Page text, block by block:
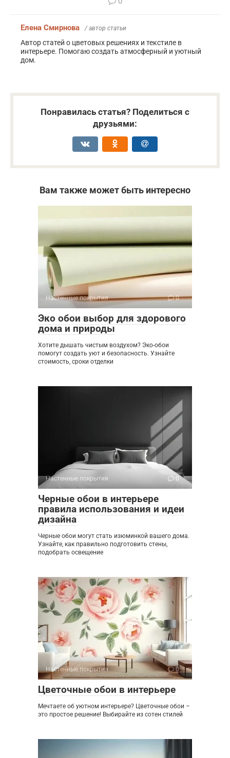
Елена Смирнова / автор статьи
Автор статей о цветовых решениях и текстиле в
интерьере. Помогаю создать атмосферный и уютный
дом.
Понравилась статья? Поделиться с
друзьями:
Вам также может быть интересно
Настенные покрытия 0
Эко обои выбор для здорового
дома и природы
Хотите дышать чистым воздухом? Эко-обои
помогут создать уют и безопасность. Узнайте
стоимость, сроки отделки
Настенные покрытия 0
Черные обои в интерьере
правила использования и идеи
дизайна
Черные обои могут стать изюминкой вашего дома.
Узнайте, как правильно подготовить стены,
подобрать освещение
Настенные покрытия 0
Цветочные обои в интерьере
Мечтаете об уютном интерьере? Цветочные обои –
это простое решение! Выбирайте из сотен стилей